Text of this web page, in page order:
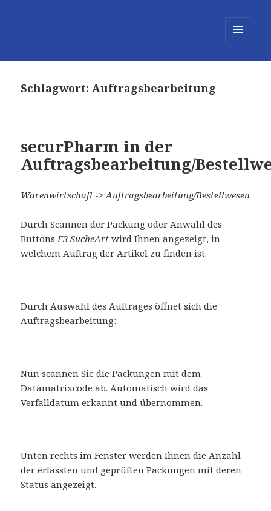
Schlagwort:Auftragsbearbeitung
securPharm in der
Auftragsbearbeitung/
Warenwirtschaft -> Auftragsbearbeitung/Bestellwesen
Durch Scannen der Packung oder Anwahl des
ButtonsF3 SucheArt wird Ihnen angezeigt, in
welchem Auftrag der Artikel zu finden ist.
Durch Auswahl des Auftrages öffnet sich die
Auftragsbearbeitung:
Nun scannen Sie die Packungen mit dem
Datamatrixcode ab. Automatisch wird das
Verfalldatum erkannt und übernommen.
Unten rechts im Fenster werden Ihnen die Anzahl
der erfassten und geprüften Packungen mit deren
Status angezeigt.